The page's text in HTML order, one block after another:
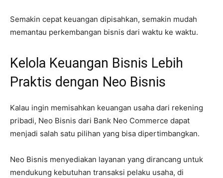
Semakin cepat keuangan dipisahkan, semakin mudah
memantau perkembangan bisnis dari waktu ke waktu.
Kelola Keuangan Bisnis Lebih
Praktis dengan Neo Bisnis
Kalau ingin memisahkan keuangan usaha dari rekening
pribadi, Neo Bisnis dari Bank Neo Commerce dapat
menjadi salah satu pilihan yang bisa dipertimbangkan.
Neo Bisnis menyediakan layanan yang dirancang untuk
mendukung kebutuhan transaksi pelaku usaha, di